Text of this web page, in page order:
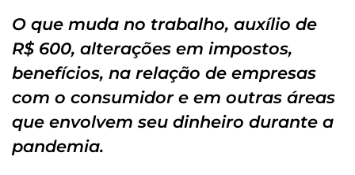
O que muda no trabalho, auxílio de
R$ 600, alterações em impostos,
benefícios, na relação de empresas
com o consumidor e em outras áreas
que envolvem seu dinheiro durante a
pandemia.